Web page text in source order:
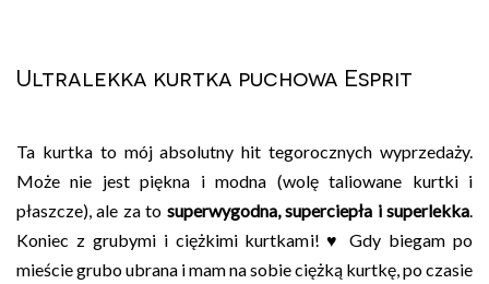
Ultralekka kurtka puchowa Esprit
Ta kurtka to mój absolutny hit tegorocznych wyprzedaży.
Może nie jest piękna i modna (wolę taliowane kurtki i
płaszcze), ale za to superwygodna, superciepła i superlekka.
Koniec z grubymi i ciężkimi kurtkami! ♥ Gdy biegam po
mieście grubo ubrana i mam na sobie ciężką kurtkę, po czasie